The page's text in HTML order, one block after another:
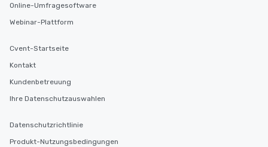
Online-Umfragesoftware
Webinar-Plattform
Cvent-Startseite
Kontakt
Kundenbetreuung
Ihre Datenschutzauswahlen
Datenschutzrichtlinie
Produkt-Nutzungsbedingungen